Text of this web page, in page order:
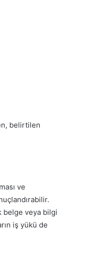
belirtilen
ve
belge veya bilgi
iş yükü de